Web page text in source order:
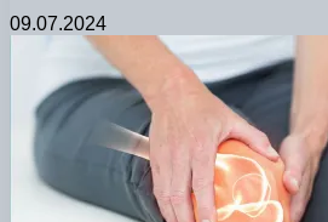
09.07.2024